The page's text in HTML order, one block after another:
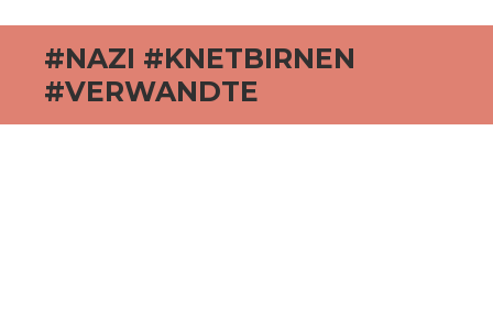
#NAZI #KNETBIRNEN
#VERWANDTE